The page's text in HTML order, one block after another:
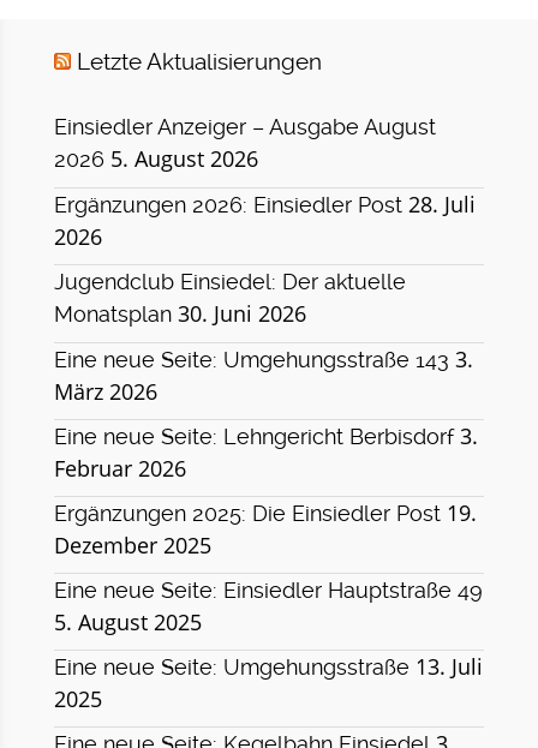
Letzte Aktualisierungen
Einsiedler Anzeiger – Ausgabe August
2026 5. August 2026
Ergänzungen 2026: Einsiedler Post 28. Juli
2026
Jugendclub Einsiedel: Der aktuelle
Monatsplan 30. Juni 2026
Eine neue Seite: Umgehungsstraße 143 3.
März 2026
Eine neue Seite: Lehngericht Berbisdorf 3.
Februar 2026
Ergänzungen 2025: Die Einsiedler Post 19.
Dezember 2025
Eine neue Seite: Einsiedler Hauptstraße 49
5. August 2025
Eine neue Seite: Umgehungsstraße 13. Juli
2025